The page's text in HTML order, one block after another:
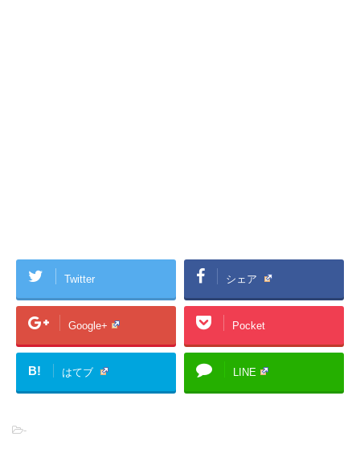
Twitter シェア
Google+ Pocket
B! はてブ LINE
-